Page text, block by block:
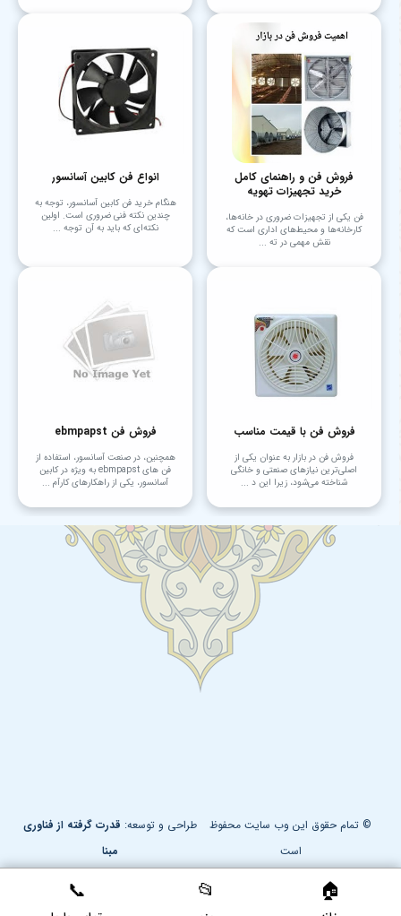
فروش فن و راهنمای کامل
خرید تجهیزات تهویه
فن یکی از تجهیزات ضروری در خانه‌ها،
کارخانه‌ها و محیط‌های اداری است که
نقش مهمی در ته ...
انواع فن کابین آسانسور
هنگام خرید فن کابین آسانسور، توجه به
چندین نکته فنی ضروری است. اولین
نکته‌ای که باید به آن توجه ...
فروش فن با قیمت مناسب
فروش فن در بازار به عنوان یکی از
اصلی‌ترین نیازهای صنعتی و خانگی
شناخته می‌شود، زیرا این د ...
فروش فن ebmpapst
همچنین، در صنعت آسانسور، استفاده از
فن های ebmpapst به ویژه در کابین
آسانسور، یکی از راهکارهای کارآم ...
© تمام حقوق این وب سایت محفوظ
است
طراحی و توسعه: قدرت گرفته از فناوری
مبنا